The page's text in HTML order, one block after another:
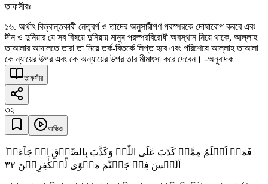
তাফসীরঃ
১৬. অর্থাৎ বিভ্রান্তকারী নেতৃবর্গ ও তাদের অনুসারীগণ পরস্পরকে দোষারোপ করবে এবং
দীন ও দুনিয়ার যে সব বিষয়ে দুনিয়ায় মানুষ পরস্পরবিরোধী অবস্থান নিয়ে থাকে, আল্লাহ
তাআলার আদালতে তারা তা নিয়ে তর্ক-বিতর্কে লিপ্ত হবে এবং পরিশেষে আল্লাহ তাআলা
কে ন্যায়ের উপর এবং কে অন্যায়ের উপর তার মীমাংসা করে দেবেন। -অনুবাদক
তাফসীর
৩২
অডিও
فَمَنۡ اَظۡلَمُ مِمَّنۡ کَذَبَ عَلَی اللّٰہِ وَکَذَّبَ بِالصِّدۡقِ اِذۡ جَآءَہٗ ؕ
اَلَیۡسَ فِیۡ جَہَنَّمَ مَثۡوًی لِّلۡکٰفِرِیۡنَ ٣٢